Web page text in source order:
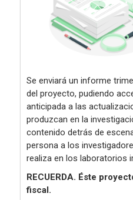
Se enviará un informe
del proyecto, pudiendo
anticipada a las
produzcan en la
contenido detrás de
persona a los
realiza en los laboratorios
RECUERDA. Éste
fiscal.